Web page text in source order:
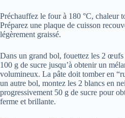
Préchauffez le four à 180 °C, chaleur
Préparez une plaque de cuisson
légèrement graissé.
Dans un grand bol, fouettez les 2 œufs
100 g de sucre jusqu’à obtenir un
volumineux. La pâte doit tomber en
un autre bol, montez les 2 blancs en
progressivement 50 g de sucre pour
ferme et brillante.